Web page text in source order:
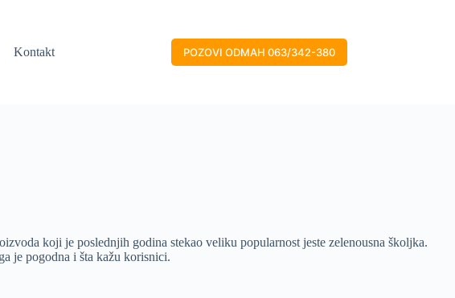
Kontakt POZOVI ODMAH 063/342-380
koji je poslednjih godina stekao veliku popularnost jeste zelenousna školjka.
je pogodna i šta kažu korisnici.